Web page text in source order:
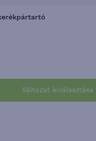
Változat kiválasztása